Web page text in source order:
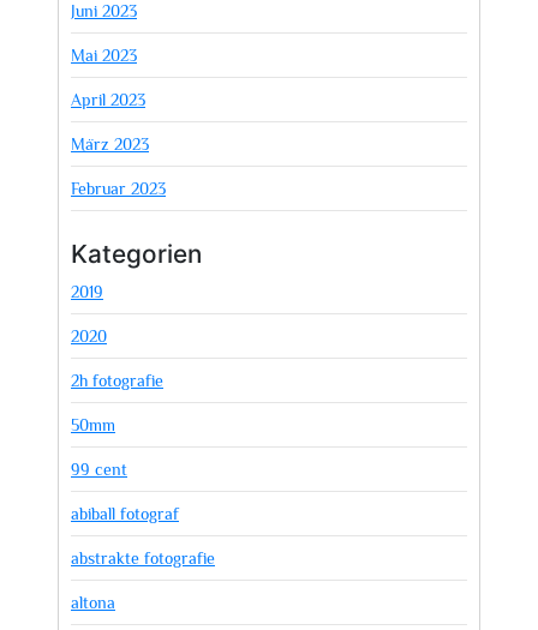
Juni 2023
Mai 2023
April 2023
März 2023
Februar 2023
Kategorien
2019
2020
2h fotografie
50mm
99 cent
abiball fotograf
abstrakte fotografie
altona